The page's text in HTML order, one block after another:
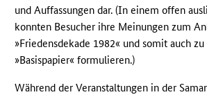
und Auffassungen dar. (In einem offen
konnten Besucher ihre Meinungen zum
»Friedensdekade 1982« und somit auch
»Basispapier« formulieren.)
Während der Veranstaltungen in der